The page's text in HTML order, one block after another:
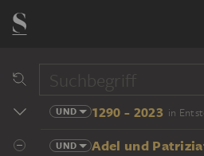
UND 1290 - 2023 in
UND Adel und